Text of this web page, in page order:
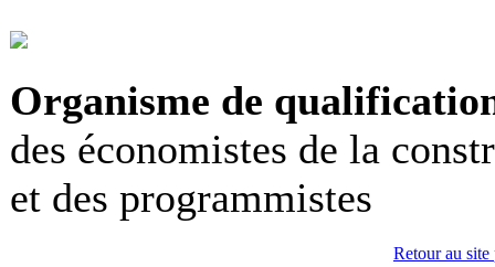
Organisme de
des économistes de la
et des programmistes
Retour au